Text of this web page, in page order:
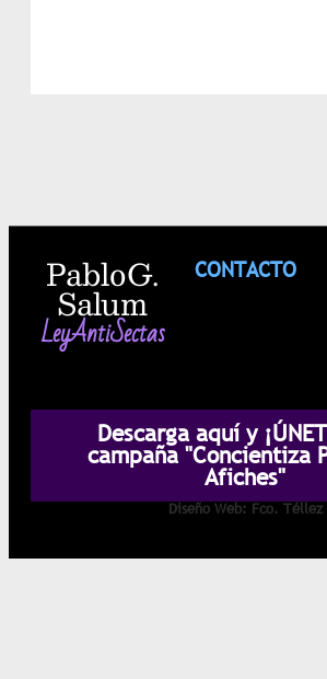
CONTACTO
Pablo G.
Salum
LeyAntiSectas
Descarga aquí y
campaña "Concientiza
Afiches"
Diseño Web: Fco. Téllez